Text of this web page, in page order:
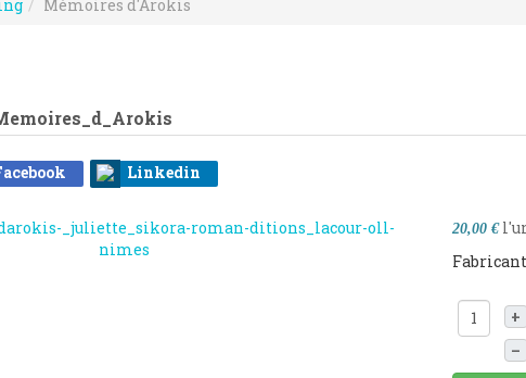
Mémoires d'Arokis
Linkedin
20,00 €
+
–